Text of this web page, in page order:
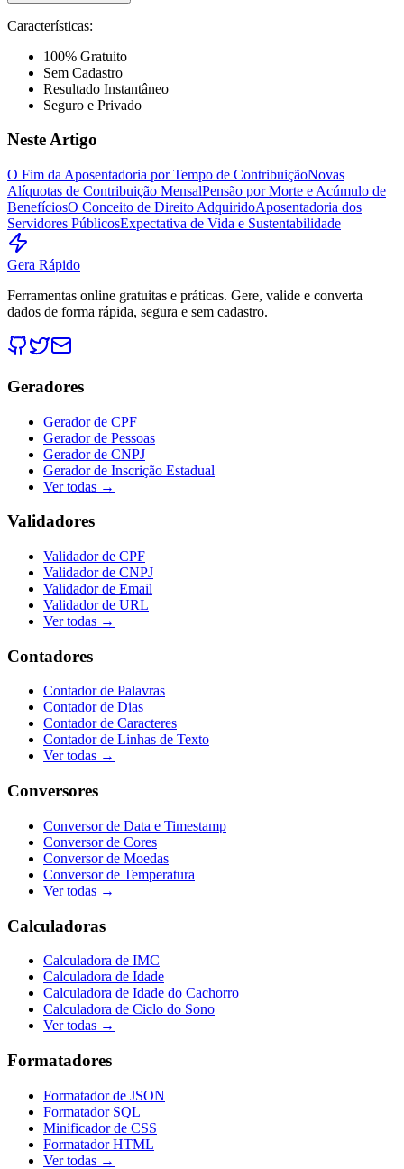
Características:
100% Gratuito
Sem Cadastro
Resultado Instantâneo
Seguro e Privado
Neste Artigo
O Fim da Aposentadoria por Tempo de ContribuiçãoNovas
Alíquotas de Contribuição MensalPensão por Morte e Acúmulo de
BenefíciosO Conceito de Direito AdquiridoAposentadoria dos
Servidores PúblicosExpectativa de Vida e Sustentabilidade
Gera Rápido
Ferramentas online gratuitas e práticas. Gere, valide e converta
dados de forma rápida, segura e sem cadastro.
Geradores
Gerador de CPF
Gerador de Pessoas
Gerador de CNPJ
Gerador de Inscrição Estadual
Ver todas →
Validadores
Validador de CPF
Validador de CNPJ
Validador de Email
Validador de URL
Ver todas →
Contadores
Contador de Palavras
Contador de Dias
Contador de Caracteres
Contador de Linhas de Texto
Ver todas →
Conversores
Conversor de Data e Timestamp
Conversor de Cores
Conversor de Moedas
Conversor de Temperatura
Ver todas →
Calculadoras
Calculadora de IMC
Calculadora de Idade
Calculadora de Idade do Cachorro
Calculadora de Ciclo do Sono
Ver todas →
Formatadores
Formatador de JSON
Formatador SQL
Minificador de CSS
Formatador HTML
Ver todas →